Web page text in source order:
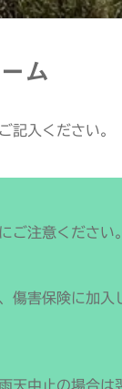
ム
記入ください。
注意ください
傷害保険に加入
天中止の場合